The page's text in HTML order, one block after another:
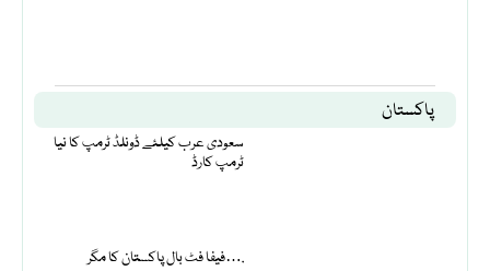
پاکستان
سعودی عرب کیلئے ڈونلڈ ٹرمپ کا نیا
ٹرمپ کارڈ
فیفا فٹ بال پاکستان کا مگر….